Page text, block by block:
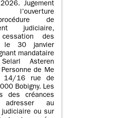
Jugement
l’ouverture
de
judiciaire,
des
le 30 janvier
mandataire
Asteren
de Me
14/16 rue de
Bobigny. Les
des créances
au
judiciaire ou sur